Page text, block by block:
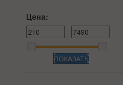
Цена:
-
ПОКАЗАТЬ